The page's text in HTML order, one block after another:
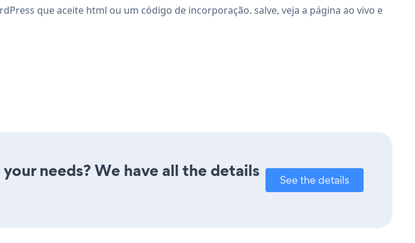
que aceite html ou um código de incorporação. salve, veja a página ao vivo e
needs? We have all the details
See the details